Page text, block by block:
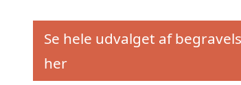
Se hele udvalget af
her